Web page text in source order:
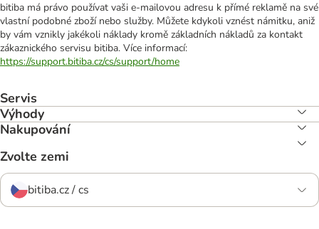
bitiba má právo používat vaši e-mailovou adresu k přímé reklamě na své
vlastní podobné zboží nebo služby. Můžete kdykoli vznést námitku, aniž
by vám vznikly jakékoli náklady kromě základních nákladů za kontakt
zákaznického servisu bitiba. Více informací:
https://support.bitiba.cz/cs/support/home
Servis
Výhody
Nakupování
Zvolte zemi
bitiba.cz / cs